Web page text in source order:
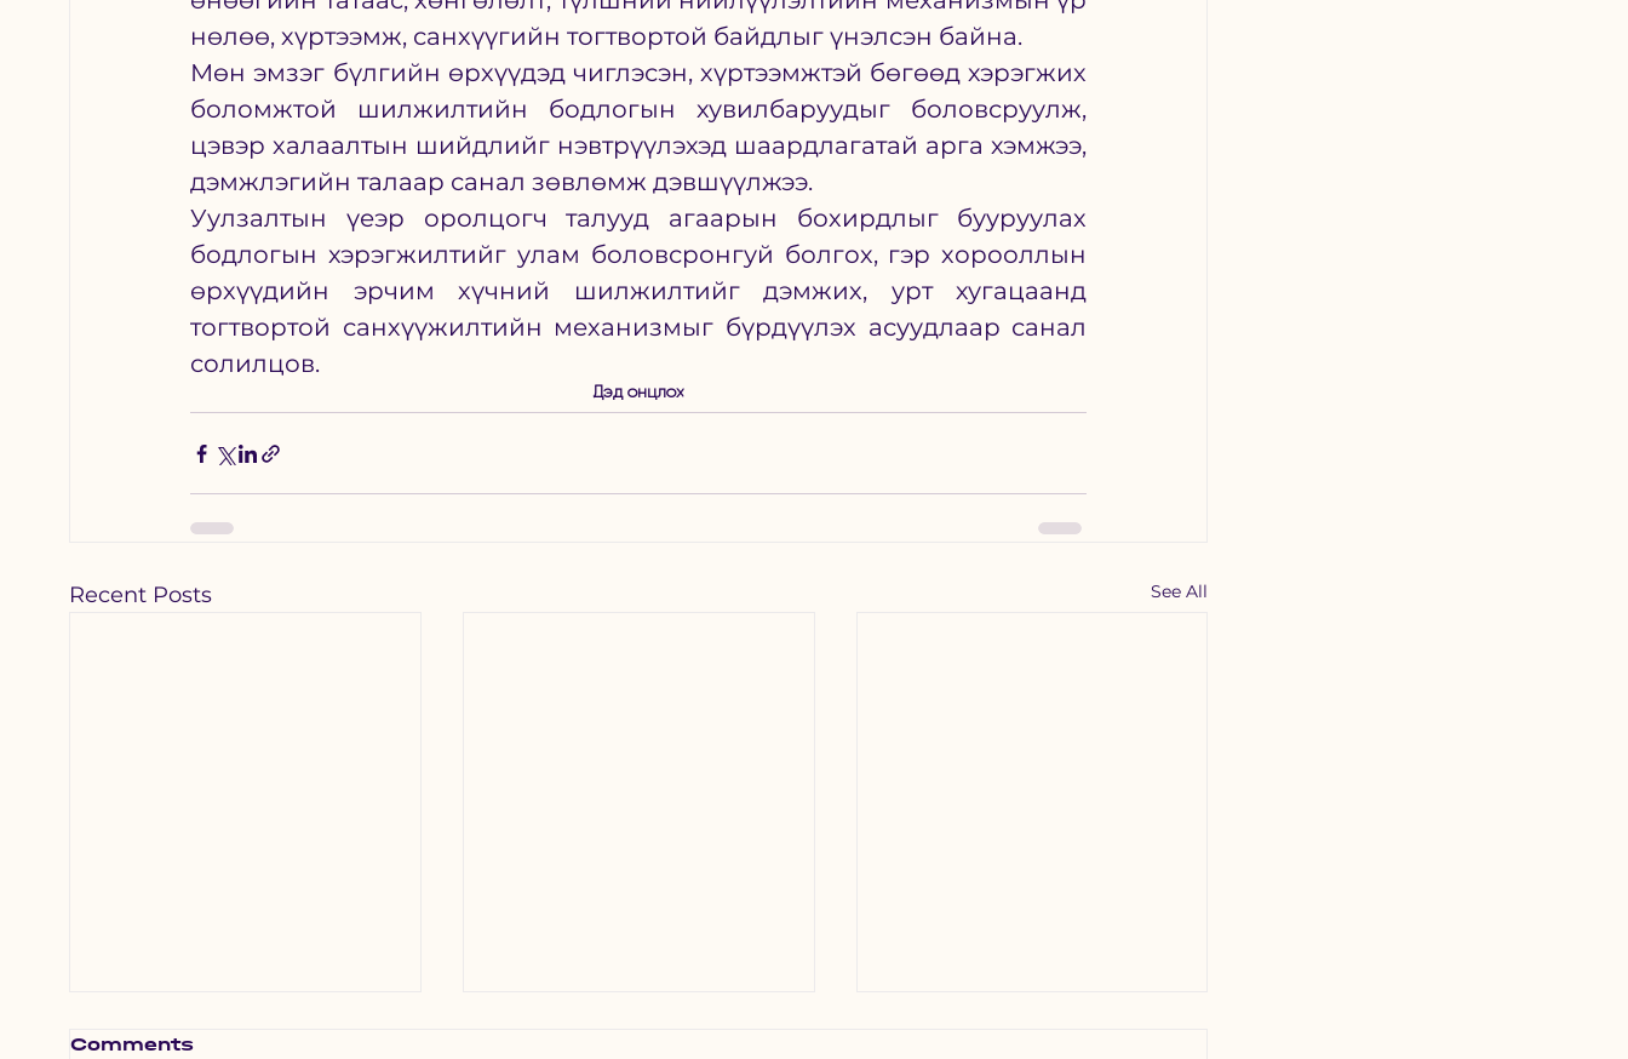
нөлөө, хүртээмж, санхүүгийн тогтвортой байдлыг үнэлсэн байна.
Мөн эмзэг бүлгийн өрхүүдэд чиглэсэн, хүртээмжтэй бөгөөд хэрэгжих
боломжтой шилжилтийн бодлогын хувилбаруудыг боловсруулж,
цэвэр халаалтын шийдлийг нэвтрүүлэхэд шаардлагатай арга хэмжээ,
дэмжлэгийн талаар санал зөвлөмж дэвшүүлжээ.
Уулзалтын үеэр оролцогч талууд агаарын бохирдлыг бууруулах
бодлогын хэрэгжилтийг улам боловсронгуй болгох, гэр хорооллын
өрхүүдийн эрчим хүчний шилжилтийг дэмжих, урт хугацаанд
тогтвортой санхүүжилтийн механизмыг бүрдүүлэх асуудлаар санал
солилцов.
Дэд онцлох
Recent Posts See All
Comments